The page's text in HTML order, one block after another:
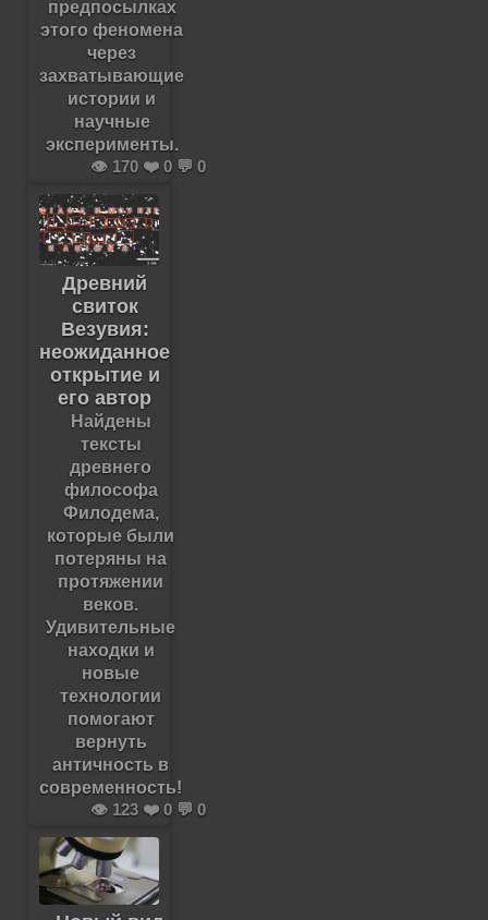
предпосылках
этого феномена
через
захватывающие
истории и
научные
эксперименты.
👁️ 170 ❤️ 0 💬 0
Древний
свиток
Везувия:
неожиданное
открытие и
его автор
Найдены
тексты
древнего
философа
Филодема,
которые были
потеряны на
протяжении
веков.
Удивительные
находки и
новые
технологии
помогают
вернуть
античность в
современность!
👁️ 123 ❤️ 0 💬 0